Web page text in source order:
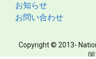
お知らせ
お問い合わせ
Copyright © 2013-